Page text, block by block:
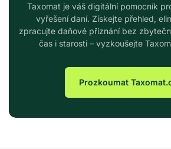
Taxomat je váš digitální pomocník
vyřešení daní. Získejte přehled,
zpracujte daňové přiznání bez
čas i starosti – vyzkoušejte
Prozkoumat